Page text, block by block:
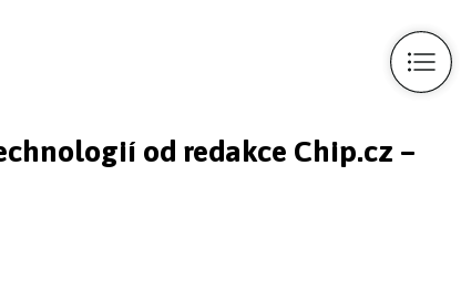
od redakce Chip.cz –